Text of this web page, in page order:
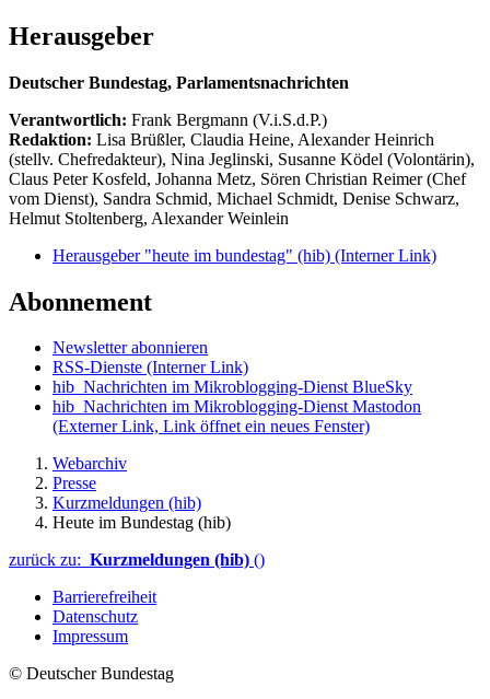
Herausgeber
Deutscher Bundestag, Parlamentsnachrichten
Verantwortlich: Frank Bergmann (V.i.S.d.P.)
Redaktion: Lisa Brüßler, Claudia Heine, Alexander Heinrich
(stellv. Chefredakteur), Nina Jeglinski, Susanne Ködel (Volontärin),
Claus Peter Kosfeld, Johanna Metz, Sören Christian Reimer (Chef
vom Dienst), Sandra Schmid, Michael Schmidt, Denise Schwarz,
Helmut Stoltenberg, Alexander Weinlein
Herausgeber "heute im bundestag" (hib) (Interner Link)
Abonnement
Newsletter abonnieren
RSS-Dienste (Interner Link)
hib_Nachrichten im Mikroblogging-Dienst BlueSky
hib_Nachrichten im Mikroblogging-Dienst Mastodon
(Externer Link, Link öffnet ein neues Fenster)
Webarchiv
Presse
Kurzmeldungen (hib)
Heute im Bundestag (hib)
zurück zu: Kurzmeldungen (hib) ()
Barrierefreiheit
Datenschutz
Impressum
© Deutscher Bundestag